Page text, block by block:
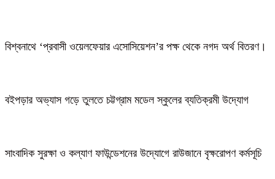
বিশ্বনাথে ‘প্রবাসী ওয়েলফেয়ার এসোসিয়েশন’র পক্ষ থেকে নগদ অর্থ বিতরণ।
বইপড়ার অভ্যাস গড়ে তুলতে চট্টগ্রাম মডেল স্কুলের ব্যতিক্রমী উদ্যোগ
সাংবাদিক সুরক্ষা ও কল্যাণ ফাউন্ডেশনের উদ্যোগে রাউজানে বৃক্ষরোপণ কর্মসূচি